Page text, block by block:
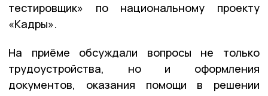
тестировщик» по национальному проекту
«Кадры».
На приёме обсуждали вопросы не только
трудоустройства, но и оформления
документов, оказания помощи в решении